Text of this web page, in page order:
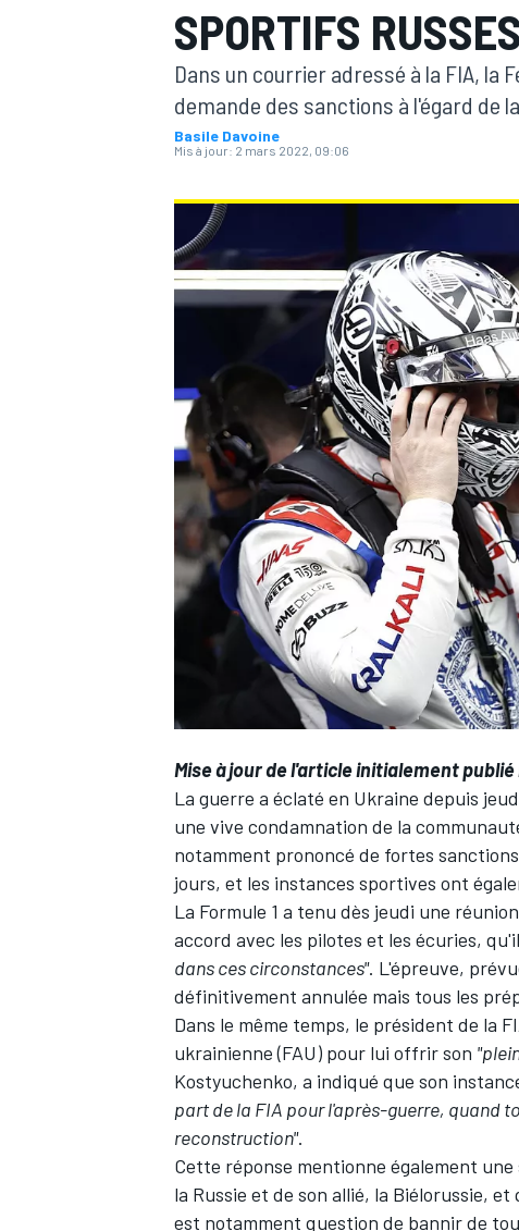
WRC
WEC
SPORTIFS
Dans un courrier adressé à la FIA, la
demande des sanctions à l'égard de
Basile Davoine
Mis à jour: 2 mars 2022, 09:06
Mise à jour de l'article initialement publié
La guerre a éclaté en Ukraine depuis
une vive condamnation de la
notamment prononcé de fortes
jours, et les instances sportives ont
La Formule 1 a tenu dès jeudi une
accord avec les pilotes et les écuries,
dans ces circonstances". L'épreuve,
définitivement annulée mais tous les
Dans le même temps, le président de la
ukrainienne (FAU) pour lui offrir son
Kostyuchenko, a indiqué que son
part de la FIA pour l'après-guerre, quand
reconstruction".
Cette réponse mentionne également
la Russie et de son allié, la Biélorussie,
est notamment question de bannir de